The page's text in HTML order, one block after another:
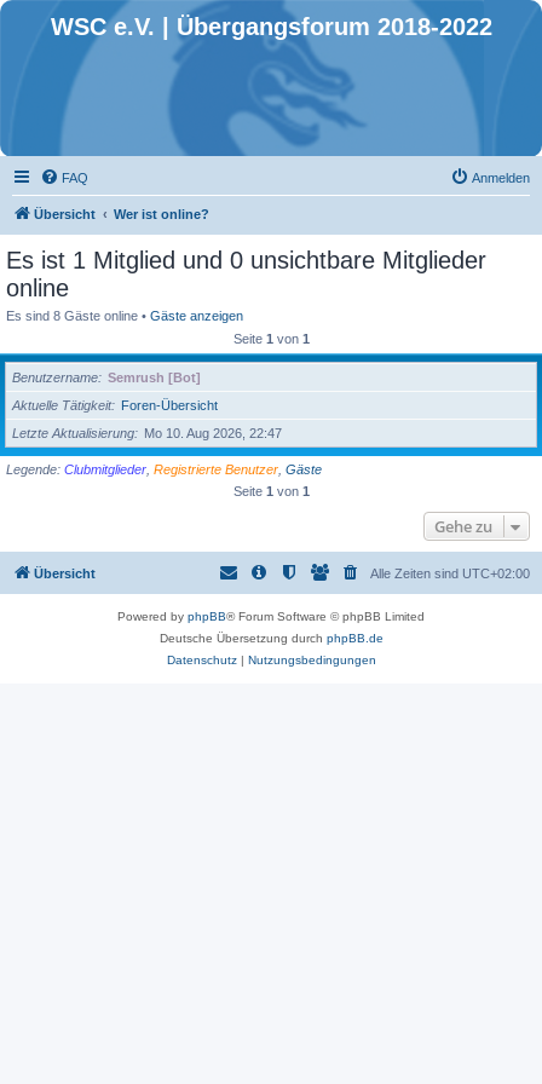
WSC e.V. | Übergangsforum 2018-2022
FAQ Anmelden
Übersicht Wer ist online?
Es ist 1 Mitglied und 0 unsichtbare Mitglieder
online
Es sind 8 Gäste online • Gäste anzeigen
Seite 1 von 1
Benutzername
Semrush [Bot]
Aktuelle Tätigkeit
Foren-Übersicht
Letzte Aktualisierung
Mo 10. Aug 2026, 22:47
Legende: Clubmitglieder Registrierte Benutzer Gäste
Seite 1 von 1
Gehe zu
Übersicht Alle Zeiten sind UTC+02:00
Powered by phpBB® Forum Software © phpBB Limited
Deutsche Übersetzung durch phpBB.de
Datenschutz| Nutzungsbedingungen